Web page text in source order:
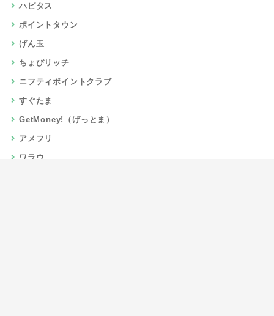
ハピタス
ポイントタウン
げん玉
ちょびリッチ
ニフティポイントクラブ
すぐたま
GetMoney!（げっとま）
アメフリ
ワラウ